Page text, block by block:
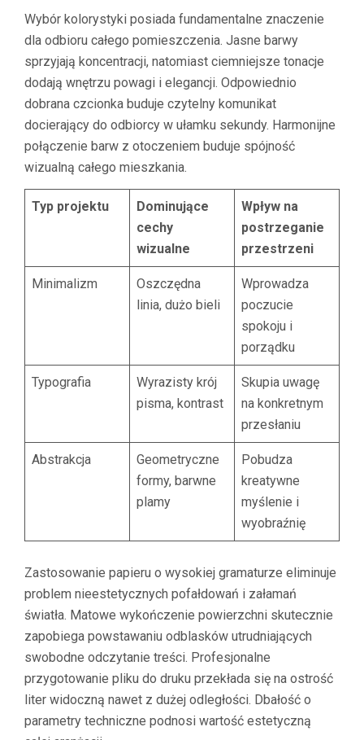
Wybór kolorystyki posiada fundamentalne znaczenie
dla odbioru całego pomieszczenia. Jasne barwy
sprzyjają koncentracji, natomiast ciemniejsze tonacje
dodają wnętrzu powagi i elegancji. Odpowiednio
dobrana czcionka buduje czytelny komunikat
docierający do odbiorcy w ułamku sekundy. Harmonijne
połączenie barw z otoczeniem buduje spójność
wizualną całego mieszkania.
Typ projektu
Dominujące
cechy
wizualne
Wpływ na
postrzeganie
przestrzeni
Minimalizm
Oszczędna
linia, dużo bieli
Wprowadza
poczucie
spokoju i
porządku
Typografia
Wyrazisty krój
pisma, kontrast
Skupia uwagę
na konkretnym
przesłaniu
Abstrakcja
Geometryczne
formy, barwne
plamy
Pobudza
kreatywne
myślenie i
wyobraźnię
Zastosowanie papieru o wysokiej gramaturze eliminuje
problem nieestetycznych pofałdowań i załamań
światła. Matowe wykończenie powierzchni skutecznie
zapobiega powstawaniu odblasków utrudniających
swobodne odczytanie treści. Profesjonalne
przygotowanie pliku do druku przekłada się na ostrość
liter widoczną nawet z dużej odległości. Dbałość o
parametry techniczne podnosi wartość estetyczną